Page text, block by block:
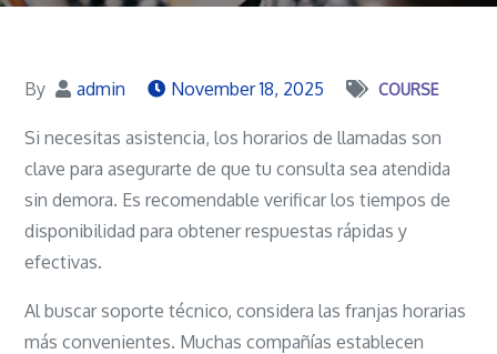
By admin November 18, 2025 COURSE
Si necesitas asistencia, los horarios de llamadas son
clave para asegurarte de que tu consulta sea atendida
sin demora. Es recomendable verificar los tiempos de
disponibilidad para obtener respuestas rápidas y
efectivas.
Al buscar soporte técnico, considera las franjas horarias
más convenientes. Muchas compañías establecen